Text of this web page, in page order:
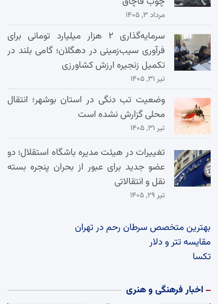
مرداد ۳, ۱۴۰۵
سرمایه‌گذاری ۲ هزار میلیارد تومانی برای
فرآوری سیب‌زمینی در دهگلان؛ گامی بلند در
تکمیل زنجیره ارزش کشاورزی
تیر ۳۱, ۱۴۰۵
وضعیت تب دنگی در استان بوشهر؛ انتقال
محلی گزارش نشده است
تیر ۳۱, ۱۴۰۵
تغییرات در هیئت مدیره باشگاه استقلال؛ دو
عضو جدید برای عبور از بحران پنجره بسته
نقل و انتقالاتی
تیر ۲۹, ۱۴۰۵
بهترین متخصص سرطان رحم در تهران
مقایسه تتر و دلار
تکسا
اخبار فرهنگی و هنری